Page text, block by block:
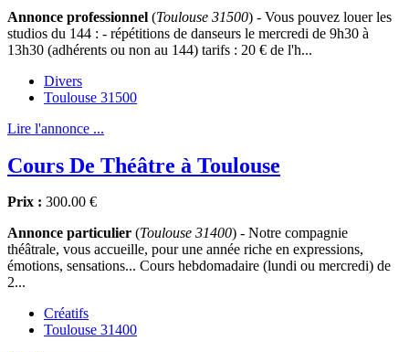
Annonce professionnel (Toulouse 31500) - Vous pouvez louer les
studios du 144 : - répétitions de danseurs le mercredi de 9h30 à
13h30 (adhérents ou non au 144) tarifs : 20 € de l'h...
Divers
Toulouse 31500
Lire l'annonce ...
Cours De Théâtre à Toulouse
Prix : 300.00 €
Annonce particulier (Toulouse 31400) - Notre compagnie
théâtrale, vous accueille, pour une année riche en expressions,
émotions, sensations... Cours hebdomadaire (lundi ou mercredi) de
2...
Créatifs
Toulouse 31400